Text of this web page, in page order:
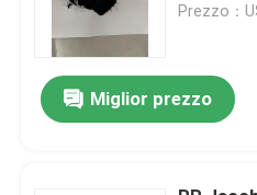
Prezzo：
Miglior prezzo